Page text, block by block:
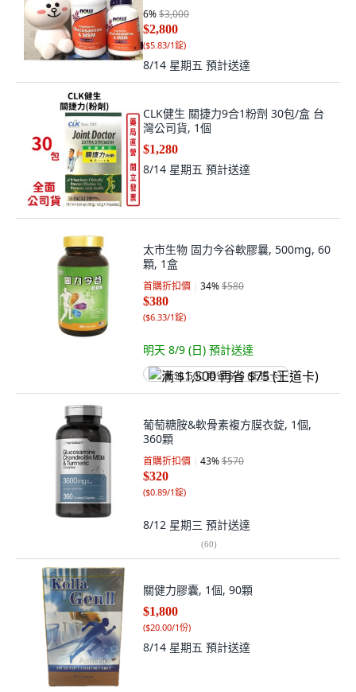
6%$3,000
$2,800
($5.83/1錠)
8/14 星期五 預計送達
CLK健生 關捷力9合1粉劑 30包/盒 台
灣公司貨, 1個
$1,280
8/14 星期五 預計送達
太市生物 固力今谷軟膠曩, 500mg, 60
顆, 1盒
首購折扣價 34%$580
$380
($6.33/1錠)
明天 8/9 (日) 預計送達
满 $1,500 再省 $75 (王道卡)
葡萄糖胺&軟骨素複方膜衣錠, 1個,
360顆
首購折扣價 43%$570
$320
($0.89/1錠)
8/12 星期三 預計送達
(60)
關健力膠囊, 1個, 90顆
$1,800
($20.00/1份)
8/14 星期五 預計送達